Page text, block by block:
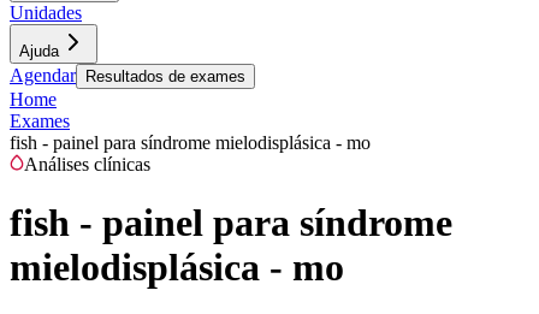
Unidades
Ajuda
Agendar Resultados de exames
Home
Exames
fish - painel para síndrome mielodisplásica - mo
Análises clínicas
fish - painel para síndrome
mielodisplásica - mo